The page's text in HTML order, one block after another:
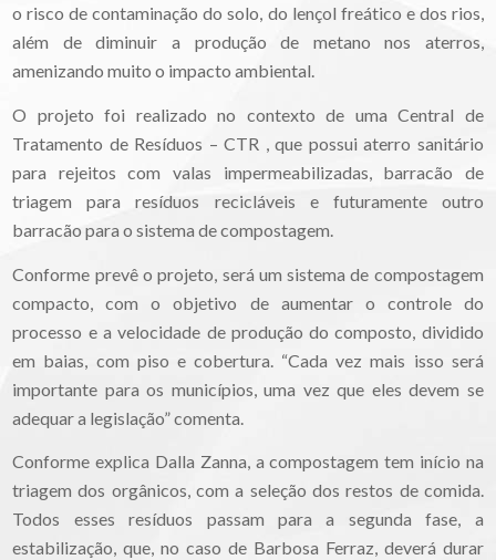
o risco de contaminação do solo, do lençol freático e dos rios,
além de diminuir a produção de metano nos aterros,
amenizando muito o impacto ambiental.
O projeto foi realizado no contexto de uma Central de
Tratamento de Resíduos – CTR , que possui aterro sanitário
para rejeitos com valas impermeabilizadas, barracão de
triagem para resíduos recicláveis e futuramente outro
barracão para o sistema de compostagem.
Conforme prevê o projeto, será um sistema de compostagem
compacto, com o objetivo de aumentar o controle do
processo e a velocidade de produção do composto, dividido
em baias, com piso e cobertura. “Cada vez mais isso será
importante para os municípios, uma vez que eles devem se
adequar a legislação” comenta.
Conforme explica Dalla Zanna, a compostagem tem início na
triagem dos orgânicos, com a seleção dos restos de comida.
Todos esses resíduos passam para a segunda fase, a
estabilização, que, no caso de Barbosa Ferraz, deverá durar